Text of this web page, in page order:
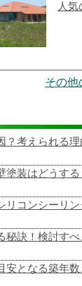
人
その他
？考えられる
塗装はどうす
リコンシーリ
秘訣！検討す
安となる築年